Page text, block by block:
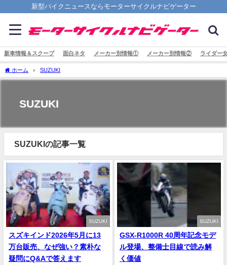
新型バイクニュースならモーターサイクルナビゲーター
新車情報＆スクープ 面白ネタ メーカー別情報① メーカー別情報② ライダー
ホーム SUZUKI
SUZUKI
SUZUKIの記事一覧
SUZUKI
スズキインド2026年5月に13
万台販売、なぜ強い？素朴な
疑問にQ&Aで答えます
SUZUKI
GSX-R1000R 40周年記念モデ
ル登場、整備士目線で読み解
く価値